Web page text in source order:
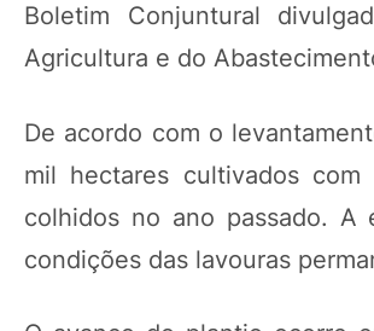
Boletim Conjuntural
Agricultura e do
De acordo com o
mil hectares cultivados
colhidos no ano passado.
condições das lavouras